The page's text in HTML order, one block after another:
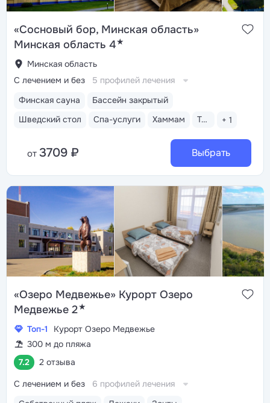
«Сосновый бор, Минская область»
Минская область 4★
Минская область
Финская сауна
Бассейн закрытый
Шведский стол
Спа-услуги Хаммам Тренажерный зал + 1
С лечением и без 5 профилей лечения
от 3709 ₽ Выбрать
«Озеро Медвежье» Курорт Озеро
Медвежье 2★
Топ-1
Курорт Озеро Медвежье
300 м до пляжа
7.2
2 отзыва
С лечением и без 6 профилей лечения